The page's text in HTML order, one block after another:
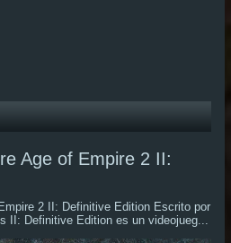
Age of Empire 2 II:
2 II: Definitive Edition Escrito por
II: Definitive Edition es un videojueg...